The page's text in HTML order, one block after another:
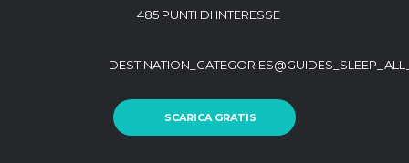
485 PUNTI DI INTERESSE
SCARICA GRATIS